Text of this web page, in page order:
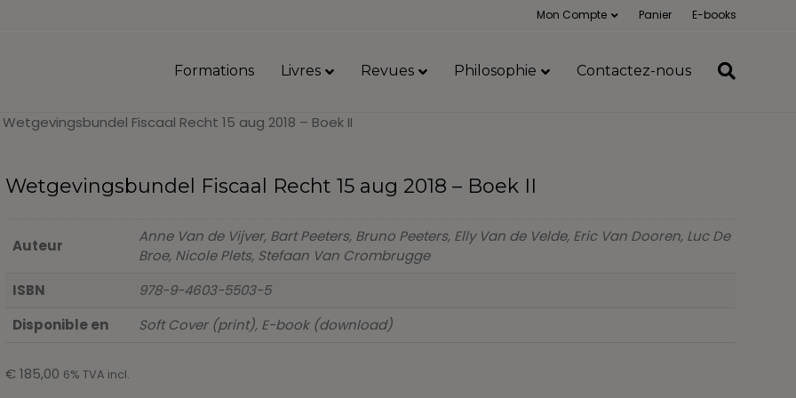
Mon Compte Panier E-books
Formations Livres Revues Philosophie Contactez-nous
Fiscaal Recht 15 aug 2018 – Boek II
Wetgevingsbundel Fiscaal Recht 15 aug 2018 – Boek II
Auteur
Anne Van de Vijver, Bart Peeters, Bruno Peeters, Elly Van de Velde, Eric Van Dooren, Luc De
Broe, Nicole Plets, Stefaan Van Crombrugge
ISBN
978-9-4603-5503-5
Disponible en
Soft Cover (print), E-book (download)
€ 185,00 6% TVA incl.